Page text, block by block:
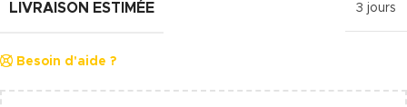
LIVRAISON ESTIMÉE 3 jours
Besoin d'aide ?